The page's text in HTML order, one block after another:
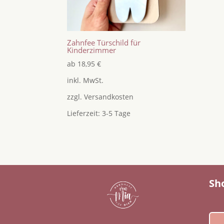
Zahnfee Türschild für
Kinderzimmer
ab 18,95€
inkl. MwSt.
zzgl.Versandkosten
Lieferzeit:3-5 Tage